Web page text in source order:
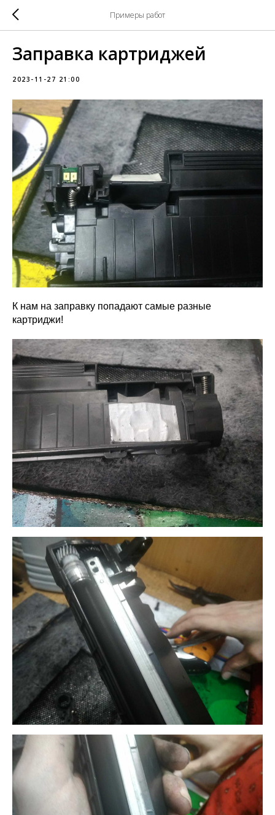
Примеры работ
Заправка картриджей
2023-11-27 21:00
К нам на заправку попадают самые разные
картриджи!